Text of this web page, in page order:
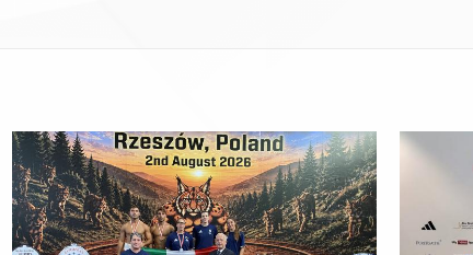
La disciplina
News
Gare e Risultati
Attività Didattica
Albi Federali